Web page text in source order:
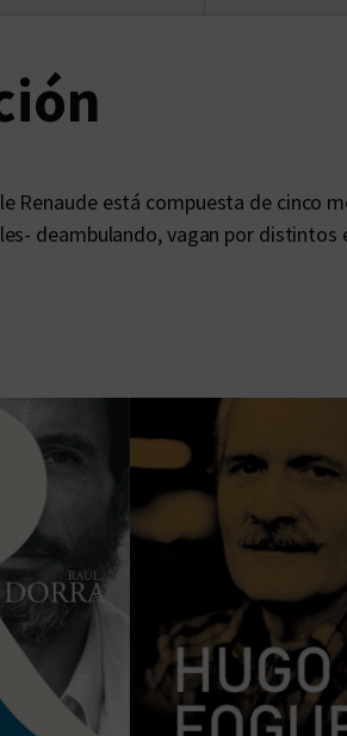
Renaude está compuesta de cinco
deambulando, vagan por